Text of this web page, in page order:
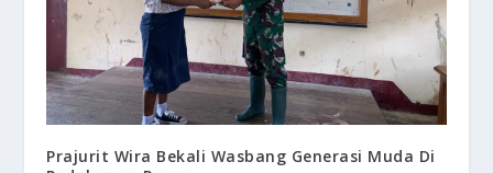
Prajurit Wira Bekali Wasbang Generasi Muda Di